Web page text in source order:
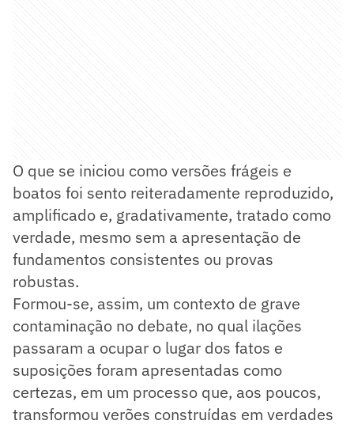
O que se iniciou como versões frágeis e
boatos foi sento reiteradamente reproduzido,
amplificado e, gradativamente, tratado como
verdade, mesmo sem a apresentação de
fundamentos consistentes ou provas
robustas.
Formou-se, assim, um contexto de grave
contaminação no debate, no qual ilações
passaram a ocupar o lugar dos fatos e
suposições foram apresentadas como
certezas, em um processo que, aos poucos,
transformou verões construídas em verdades